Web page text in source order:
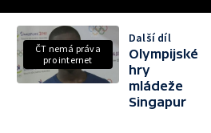
ČT nemá práva
pro internet
Další díl
Olympijské
hry
mládeže
Singapur